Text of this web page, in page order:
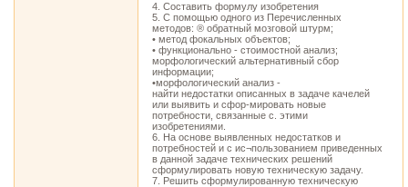
4. Составить формулу изобретения
5. С помощью одного из Перечисленных
методов: ® обратный мозговой штурм;
• метод фокальных объектов;
• функционально - стоимостной анализ;
морфологический альтернативный сбор
информации;
•морфологический анализ -
найти недостатки описанных в задаче качелей
или выявить и сфор-мировать новые
потребности, связанные с. этими
изобретениями.
6. На основе выявленных недостатков и
потребностей и с ис¬пользованием приведенных
в данной задаче технических решений
сформулировать новую техническую задачу.
7. Решить сформулированную техническую